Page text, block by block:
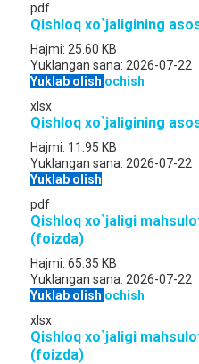
pdf
Qishloq xo`jaligining
Hajmi: 25.60 KB
Yuklangan sana: 2026-07-22
Yuklab olish ochish
xlsx
Qishloq xo`jaligining
Hajmi: 11.95 KB
Yuklangan sana: 2026-07-22
Yuklab olish
pdf
Qishloq xo`jaligi
(foizda)
Hajmi: 65.35 KB
Yuklangan sana: 2026-07-22
Yuklab olish ochish
xlsx
Qishloq xo`jaligi
(foizda)